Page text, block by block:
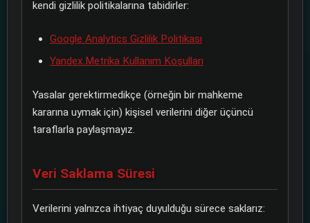
kendi gizlilik politikalarına tabidirler:
Google Analytics Gizlilik Politikası
Yandex.Metrika Kullanım Koşulları
Yasalar gerektirmedikçe (örneğin bir mahkeme
kararına uymak için) kişisel verilerini diğer üçüncü
taraflarla paylaşmayız.
Veri Saklama Süresi
Verilerini yalnızca ihtiyaç duyulduğu sürece saklarız: